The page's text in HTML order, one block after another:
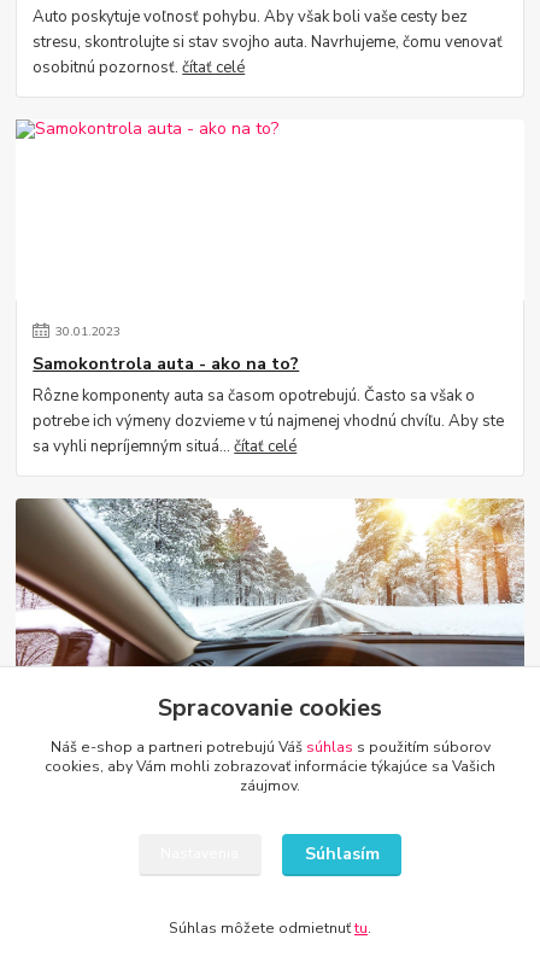
Auto poskytuje voľnosť pohybu. Aby však boli vaše cesty bez
stresu, skontrolujte si stav svojho auta. Navrhujeme, čomu venovať
osobitnú pozornosť.čítať celé
30.01.2023
Samokontrola auta - ako na to?
Rôzne komponenty auta sa časom opotrebujú. Často sa však o
potrebe ich výmeny dozvieme v tú najmenej vhodnú chvíľu. Aby ste
sa vyhli nepríjemným situá...čítať celé
Ako rozumne ušetriť na zimnej údržbe auta?
Zima je obdobím zvýšených výdavkov na prevádzku vozidla. Nízke
Spracovanie cookies
Náš e-shop a partneri potrebujú Váš súhlas s použitím súborov
cookies, aby Vám mohli zobrazovať informácie týkajúce sa Vašich
záujmov.
Súhlasím
Súhlas môžete odmietnuťtu.